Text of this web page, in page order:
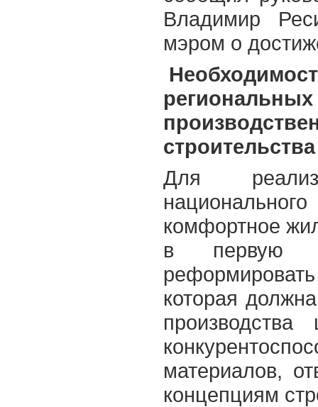
Владимир
мэром о
строительства
Для
комфортное
в первую
которая
материалов,
концепциям